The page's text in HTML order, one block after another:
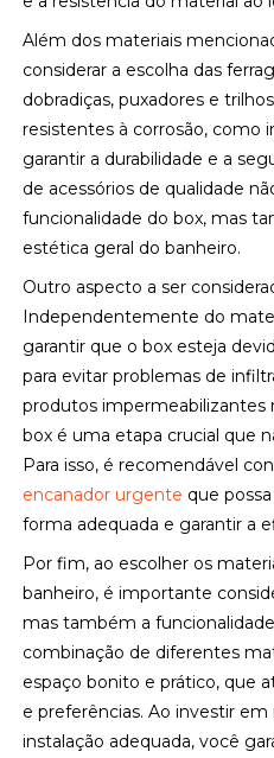
Além dos materiais
considerar a escolha das
dobradiças, puxadores e
resistentes à corrosão, como
garantir a durabilidade e a
de acessórios de qualidade
funcionalidade do box, mas
estética geral do banheiro.
Outro aspecto a ser
Independentemente do
garantir que o box esteja
para evitar problemas de
produtos impermeabilizantes
box é uma etapa crucial que
Para isso, é recomendável
encanador urgente que
forma adequada e garantir a
Por fim, ao escolher os
banheiro, é importante
mas também a
combinação de diferentes
espaço bonito e prático, que
e preferências. Ao investir
instalação adequada, você